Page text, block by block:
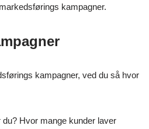
kampagner.
kampagner, ved du så hvor
Hvor mange kunder laver